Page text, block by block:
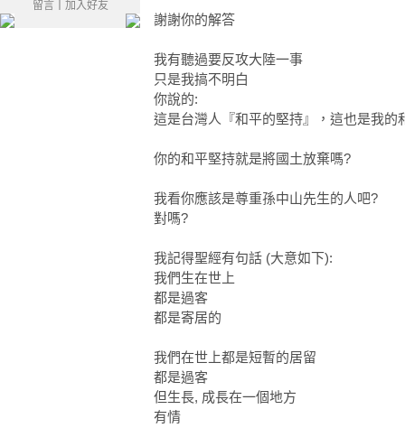
留言｜ 加入好友
謝謝你的解答
我有聽過要反攻大陸一事
只是我搞不明白
你說的:
這是台灣人『和平的堅持』，這也是我的
你的和平堅持就是將國土放棄嗎?
我看你應該是尊重孫中山先生的人吧?
對嗎?
我記得聖經有句話 (大意如下):
我們生在世上
都是過客
都是寄居的
我們在世上都是短暫的居留
都是過客
但生長, 成長在一個地方
有情